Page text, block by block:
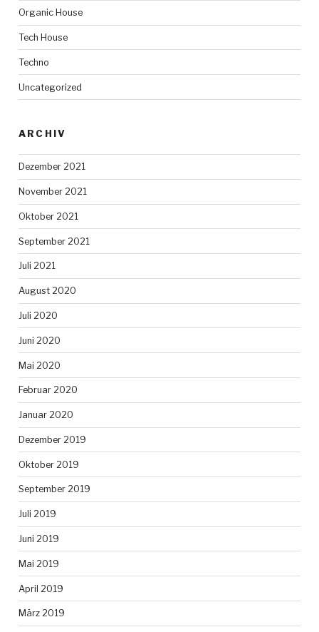
Organic House
Tech House
Techno
Uncategorized
ARCHIV
Dezember 2021
November 2021
Oktober 2021
September 2021
Juli 2021
August 2020
Juli 2020
Juni 2020
Mai 2020
Februar 2020
Januar 2020
Dezember 2019
Oktober 2019
September 2019
Juli 2019
Juni 2019
Mai 2019
April 2019
März 2019